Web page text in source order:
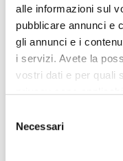
alle informazioni sul
pubblicare annunci e
gli annunci e i
i servizi. Avete la
vostri dati e per quali
privacy sono
modificare o revocare
momento dalla
Necessari